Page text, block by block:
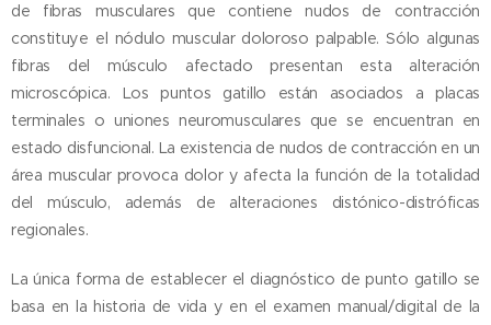
de fibras musculares que contiene nudos de contracción
constituye el nódulo muscular doloroso palpable. Sólo algunas
fibras del músculo afectado presentan esta alteración
microscópica. Los puntos gatillo están asociados a placas
terminales o uniones neuromusculares que se encuentran en
estado disfuncional. La existencia de nudos de contracción en un
área muscular provoca dolor y afecta la función de la totalidad
del músculo, además de alteraciones distónico-distróficas
regionales.
La única forma de establecer el diagnóstico de punto gatillo se
basa en la historia de vida y en el examen manual/digital de la